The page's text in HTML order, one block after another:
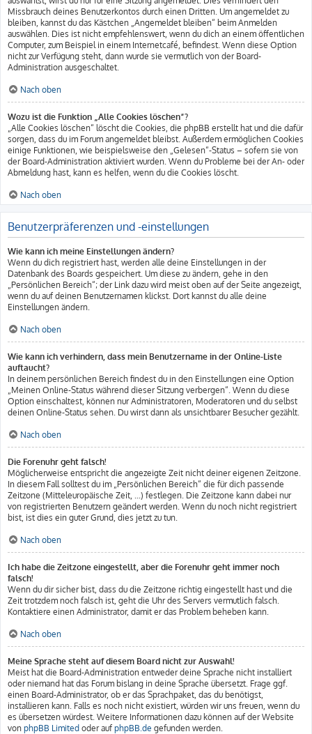
Missbrauch deines Benutzerkontos durch einen Dritten. Um angemeldet zu
bleiben, kannst du das Kästchen „Angemeldet bleiben“ beim Anmelden
auswählen. Dies ist nicht empfehlenswert, wenn du dich an einem öffentlichen
Computer, zum Beispiel in einem Internetcafé, befindest. Wenn diese Option
nicht zur Verfügung steht, dann wurde sie vermutlich von der Board-
Administration ausgeschaltet.
Nach oben
Wozu ist die Funktion „Alle Cookies löschen“?
„Alle Cookies löschen“ löscht die Cookies, die phpBB erstellt hat und die dafür
sorgen, dass du im Forum angemeldet bleibst. Außerdem ermöglichen Cookies
einige Funktionen, wie beispielsweise den „Gelesen“-Status – sofern sie von
der Board-Administration aktiviert wurden. Wenn du Probleme bei der An- oder
Abmeldung hast, kann es helfen, wenn du die Cookies löscht.
Nach oben
Benutzerpräferenzen und -einstellungen
Wie kann ich meine Einstellungen ändern?
Wenn du dich registriert hast, werden alle deine Einstellungen in der
Datenbank des Boards gespeichert. Um diese zu ändern, gehe in den
„Persönlichen Bereich“; der Link dazu wird meist oben auf der Seite angezeigt,
wenn du auf deinen Benutzernamen klickst. Dort kannst du alle deine
Einstellungen ändern.
Nach oben
Wie kann ich verhindern, dass mein Benutzername in der Online-Liste
auftaucht?
In deinem persönlichen Bereich findest du in den Einstellungen eine Option
„Meinen Online-Status während dieser Sitzung verbergen“. Wenn du diese
Option einschaltest, können nur Administratoren, Moderatoren und du selbst
deinen Online-Status sehen. Du wirst dann als unsichtbarer Besucher gezählt.
Nach oben
Die Forenuhr geht falsch!
Möglicherweise entspricht die angezeigte Zeit nicht deiner eigenen Zeitzone.
In diesem Fall solltest du im „Persönlichen Bereich“ die für dich passende
Zeitzone (Mitteleuropäische Zeit, ...) festlegen. Die Zeitzone kann dabei nur
von registrierten Benutzern geändert werden. Wenn du noch nicht registriert
bist, ist dies ein guter Grund, dies jetzt zu tun.
Nach oben
Ich habe die Zeitzone eingestellt, aber die Forenuhr geht immer noch
falsch!
Wenn du dir sicher bist, dass du die Zeitzone richtig eingestellt hast und die
Zeit trotzdem noch falsch ist, geht die Uhr des Servers vermutlich falsch.
Kontaktiere einen Administrator, damit er das Problem beheben kann.
Nach oben
Meine Sprache steht auf diesem Board nicht zur Auswahl!
Meist hat die Board-Administration entweder deine Sprache nicht installiert
oder niemand hat das Forum bislang in deine Sprache übersetzt. Frage ggf.
einen Board-Administrator, ob er das Sprachpaket, das du benötigst,
installieren kann. Falls es noch nicht existiert, würden wir uns freuen, wenn du
es übersetzen würdest. Weitere Informationen dazu können auf der Website
von phpBB Limited oder auf phpBB.de gefunden werden.